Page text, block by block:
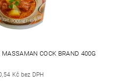
MASSAMAN COCK BRAND 400G
Kč bez DPH